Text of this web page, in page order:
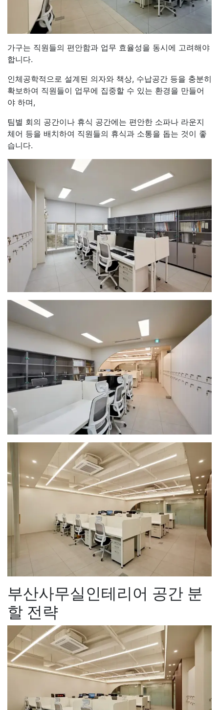
가구는 직원들의 편안함과 업무 효율성을 동시에 고려해야
합니다.
인체공학적으로 설계된 의자와 책상, 수납공간 등을 충분히
확보하여 직원들이 업무에 집중할 수 있는 환경을 만들어
야 하며,
팀별 회의 공간이나 휴식 공간에는 편안한 소파나 라운지
체어 등을 배치하여 직원들의 휴식과 소통을 돕는 것이 좋
습니다.
부산사무실인테리어 공간 분
할 전략